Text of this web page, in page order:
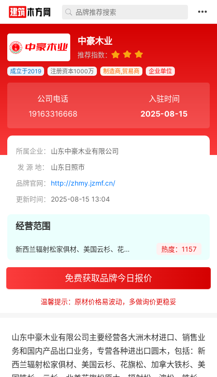
中豪木业
推荐指数：
成立于2019 注册资本1000万 制造商,贸易商 企业单位
公司电话
19163316668
入驻时间
2025-08-15
所属企业：
山东中豪木业有限公司
发 源 地：
山东日照市
品牌官网：
http://zhmy.jzmf.cn/
更新时间：
2025-08-15 13:04
经营范围
新西兰辐射松家俱材、美国云杉、花旗松、加拿大铁杉 热度：1157
免费获取品牌今日报价
温馨提示：原材价格易波动，多做询价更稳妥
山东中豪木业有限公司主要经营各大洲木材进口、销售业
务和国内产品出口业务，专营各种进出口圆木，包括：新
西兰辐射松家俱材、美国云杉、花旗松、加拿大铁杉、美